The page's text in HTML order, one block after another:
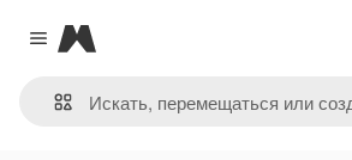
Close menu
Magnific